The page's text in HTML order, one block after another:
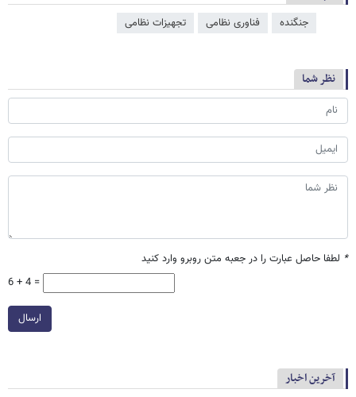
جنگنده فناوری نظامی تجهیزات نظامی
نظر شما
* لطفا حاصل عبارت را در جعبه متن روبرو وارد کنید
6 + 4 =
ارسال
آخرین اخبار